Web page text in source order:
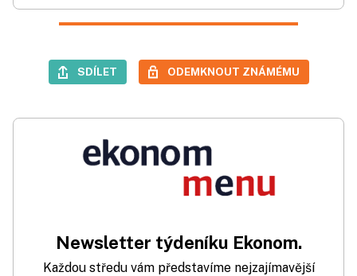
SDÍLET ODEMKNOUT ZNÁMÉMU
Newsletter týdeníku Ekonom.
Každou středu vám představíme nejzajímavější